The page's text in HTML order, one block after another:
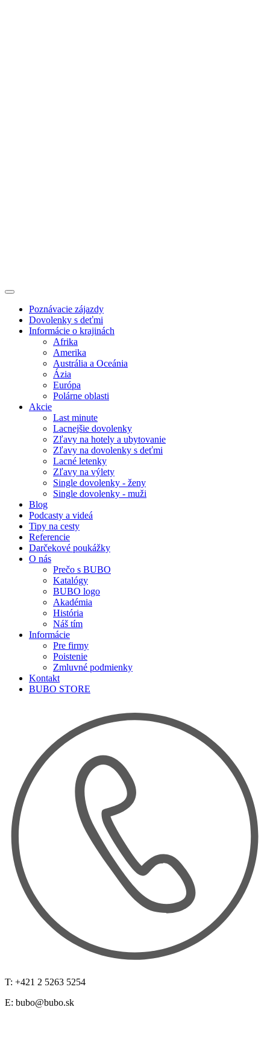
Poznávacie zájazdy
Dovolenky s deťmi
Informácie o krajinách
Afrika
Amerika
Austrália a Oceánia
Ázia
Európa
Polárne oblasti
Akcie
Last minute
Lacnejšie dovolenky
Zľavy na hotely a ubytovanie
Zľavy na dovolenky s deťmi
Lacné letenky
Zľavy na výlety
Single dovolenky - ženy
Single dovolenky - muži
Blog
Podcasty a videá
Tipy na cesty
Referencie
Darčekové poukážky
O nás
Prečo s BUBO
Katalógy
BUBO logo
Akadémia
História
Náš tím
Informácie
Pre firmy
Poistenie
Zmluvné podmienky
Kontakt
BUBO STORE
T: +421 2 5263 5254
E: bubo@bubo.sk